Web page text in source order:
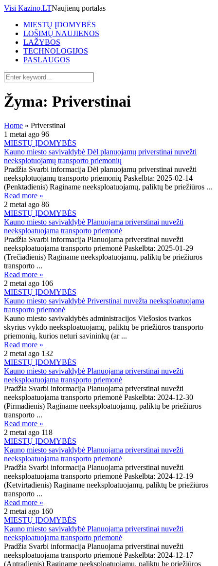
Visi Kazino.LTNaujienų portalas
MIESTŲ ĮDOMYBĖS
LOŠIMŲ NAUJIENOS
LAŽYBOS
TECHNOLOGIJOS
PASLAUGOS
Žyma: Priverstinai
Home » Priverstinai
1 metai ago 96
MIESTŲ ĮDOMYBĖS
Kauno miesto savivaldybė Dėl planuojamų priverstinai nuvežti
neeksplotuojamų transporto priemonių
Pradžia Svarbi informacija Dėl planuojamų priverstinai nuvežti
neeksplotuojamų transporto priemonių Paskelbta: 2025-02-14
(Penktadienis) Raginame neeksploatuojamų, paliktų be priežiūros ...
Read more »
2 metai ago 86
MIESTŲ ĮDOMYBĖS
Kauno miesto savivaldybė Planuojama priverstinai nuvežti
neeksploatuojama transporto priemonė
Pradžia Svarbi informacija Planuojama priverstinai nuvežti
neeksploatuojama transporto priemonė Paskelbta: 2025-01-29
(Trečiadienis) Raginame neeksploatuojamų, paliktų be priežiūros
transporto ...
Read more »
2 metai ago 106
MIESTŲ ĮDOMYBĖS
Kauno miesto savivaldybė Priverstinai nuvežta neeksploatuojama
transporto priemonė
Kauno miesto savivaldybės administracijos Viešosios tvarkos
skyrius vykdo neeksploatuojamų, paliktų be priežiūros transporto
priemonių, kurios neturi savininkų (ar ...
Read more »
2 metai ago 132
MIESTŲ ĮDOMYBĖS
Kauno miesto savivaldybė Planuojama priverstinai nuvežti
neeksploatuojama transporto priemonė
Pradžia Svarbi informacija Planuojama priverstinai nuvežti
neeksploatuojama transporto priemonė Paskelbta: 2024-12-30
(Pirmadienis) Raginame neeksploatuojamų, paliktų be priežiūros
transporto ...
Read more »
2 metai ago 118
MIESTŲ ĮDOMYBĖS
Kauno miesto savivaldybė Planuojama priverstinai nuvežti
neeksploatuojama transporto priemonė
Pradžia Svarbi informacija Planuojama priverstinai nuvežti
neeksploatuojama transporto priemonė Paskelbta: 2024-12-19
(Ketvirtadienis) Raginame neeksploatuojamų, paliktų be priežiūros
transporto ...
Read more »
2 metai ago 160
MIESTŲ ĮDOMYBĖS
Kauno miesto savivaldybė Planuojama priverstinai nuvežti
neeksploatuojama transporto priemonė
Pradžia Svarbi informacija Planuojama priverstinai nuvežti
neeksploatuojama transporto priemonė Paskelbta: 2024-12-17
(Antradienis) Raginame neeksploatuojamų, paliktų be priežiūros